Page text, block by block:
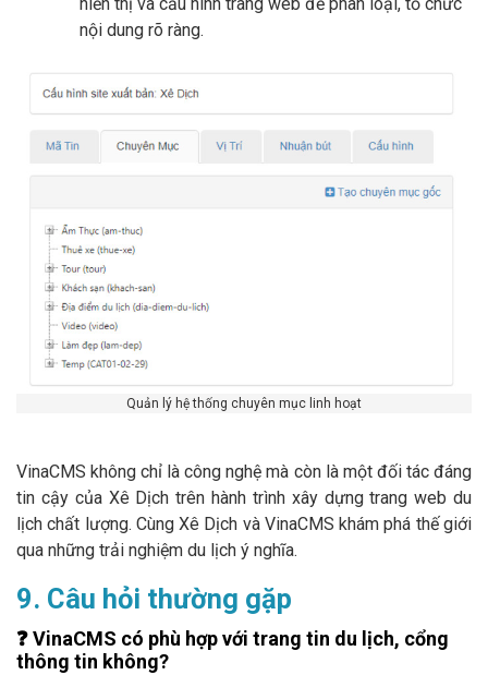
nội dung rõ ràng.
Quản lý hệ thống chuyên mục linh hoạt
VinaCMS không chỉ là công nghệ mà còn là một đối tác đáng
tin cậy của Xê Dịch trên hành trình xây dựng trang web du
lịch chất lượng. Cùng Xê Dịch và VinaCMS khám phá thế giới
qua những trải nghiệm du lịch ý nghĩa.
9. Câu hỏi thường gặp
❓VinaCMS có phù hợp với trang tin du lịch, cổng
thông tin không?